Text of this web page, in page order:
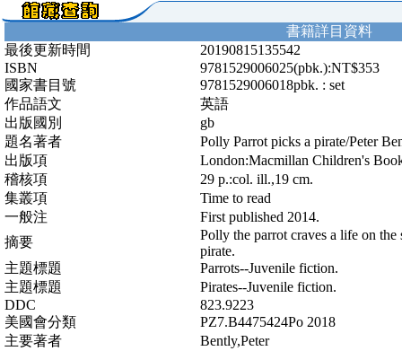
書籍詳目資料
最後更新時間
20190815135542
ISBN
9781529006025(pbk.):NT$353
國家書目號
9781529006018pbk. : set
作品語文
英語
出版國別
gb
題名著者
Polly Parrot picks a pirate/Peter
出版項
London:Macmillan Children's
稽核項
29 p.:col. ill.,19 cm.
集叢項
Time to read
一般注
First published 2014.
摘要
Polly the parrot craves a life on
pirate.
主題標題
Parrots--Juvenile fiction.
主題標題
Pirates--Juvenile fiction.
DDC
823.9223
美國會分類
PZ7.B4475424Po 2018
主要著者
Bently,Peter